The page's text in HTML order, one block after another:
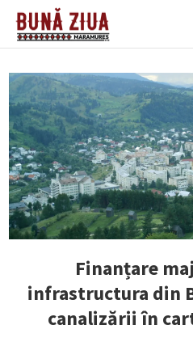
Finanțare
infrastructura din
canalizării în